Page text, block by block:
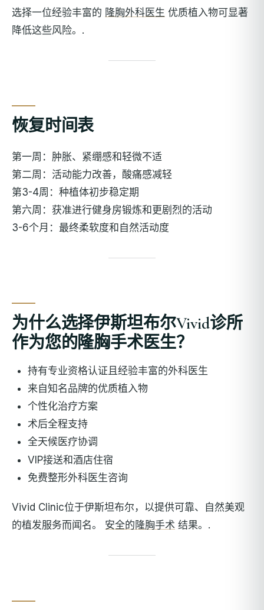
选择一位经验丰富的 隆胸外科医生 优质植入物可显著
降低这些风险。.
恢复时间表
第一周：肿胀、紧绷感和轻微不适
第二周：活动能力改善，酸痛感减轻
第3-4周：种植体初步稳定期
第六周：获准进行健身房锻炼和更剧烈的活动
3-6个月：最终柔软度和自然活动度
为什么选择伊斯坦布尔Vivid诊所
作为您的隆胸手术医生？
持有专业资格认证且经验丰富的外科医生
来自知名品牌的优质植入物
个性化治疗方案
术后全程支持
全天候医疗协调
VIP接送和酒店住宿
免费整形外科医生咨询
Vivid Clinic位于伊斯坦布尔，以提供可靠、自然美观
的植发服务而闻名。 安全的隆胸手术 结果。.